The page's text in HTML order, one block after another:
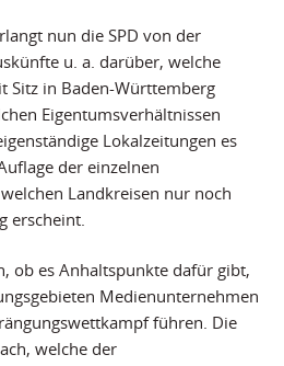
nun die SPD von der
u. a. darüber, welche
Sitz in Baden-Württemberg
Eigentumsverhältnissen
Lokalzeitungen es
der einzelnen
Landkreisen nur noch
erscheint.
ob es Anhaltspunkte dafür gibt,
Medienunternehmen
führen. Die
welche der